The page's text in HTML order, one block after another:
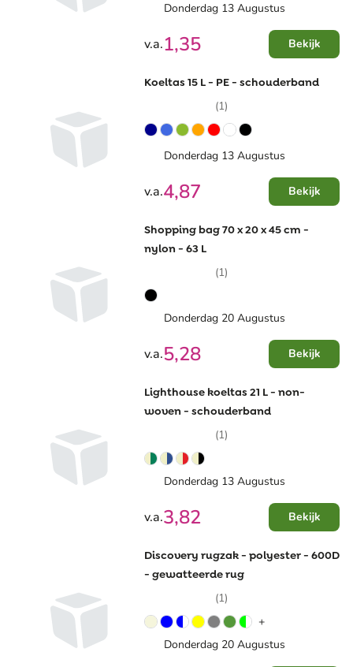
Donderdag 13 Augustus
v.a.1,35 Bekijk
Koeltas 15 L - PE - schouderband
(1)
Donderdag 13 Augustus
v.a.4,87 Bekijk
Shopping bag 70 x 20 x 45 cm -
nylon - 63 L
(1)
Donderdag 20 Augustus
v.a.5,28 Bekijk
Lighthouse koeltas 21 L - non-
woven - schouderband
(1)
Donderdag 13 Augustus
v.a.3,82 Bekijk
Discovery rugzak - polyester - 600D
- gewatteerde rug
(1)
+
Donderdag 20 Augustus